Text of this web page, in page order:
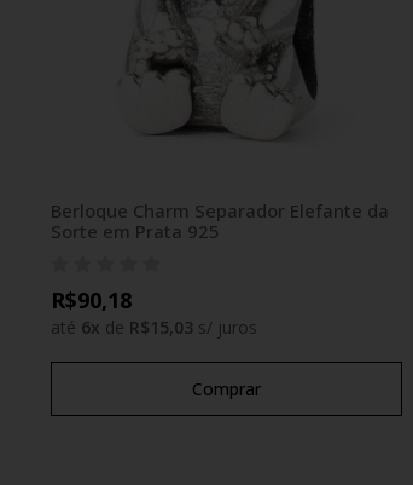
Berloque Charm Separador Elefante da
Sorte em Prata 925
R$90,18
até 6x de R$15,03 s/ juros
Comprar